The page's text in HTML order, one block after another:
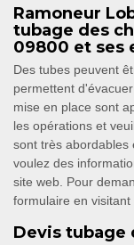
Ramoneur
tubage des
09800 et ses
Des tubes peuvent
permettent
mise en place sont
les opérations et
sont très abordables
voulez des
site web. Pour
formulaire en
Devis tubage